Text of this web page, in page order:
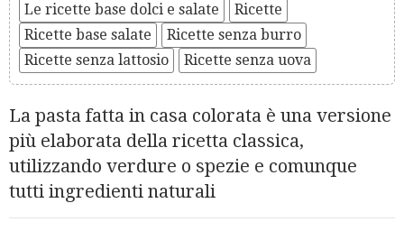
Le ricette base dolci e salate
Ricette
Ricette base salate
Ricette senza burro
Ricette senza lattosio
Ricette senza uova
La pasta fatta in casa colorata è una versione
più elaborata della ricetta classica,
utilizzando verdure o spezie e comunque
tutti ingredienti naturali